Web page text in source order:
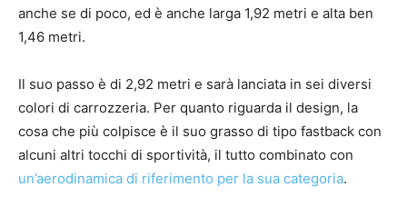
anche se di poco, ed è anche larga 1,92 metri e alta ben
1,46 metri.
Il suo passo è di 2,92 metri e sarà lanciata in sei diversi
colori di carrozzeria. Per quanto riguarda il design, la
cosa che più colpisce è il suo grasso di tipo fastback con
alcuni altri tocchi di sportività, il tutto combinato con
un’aerodinamica di riferimento per la sua categoria.